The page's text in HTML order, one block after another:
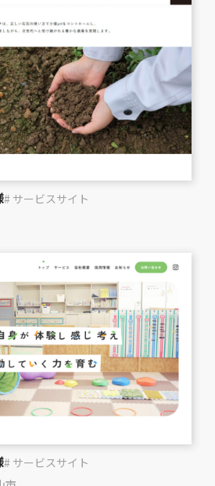
# サービスサイト
# サービスサイト